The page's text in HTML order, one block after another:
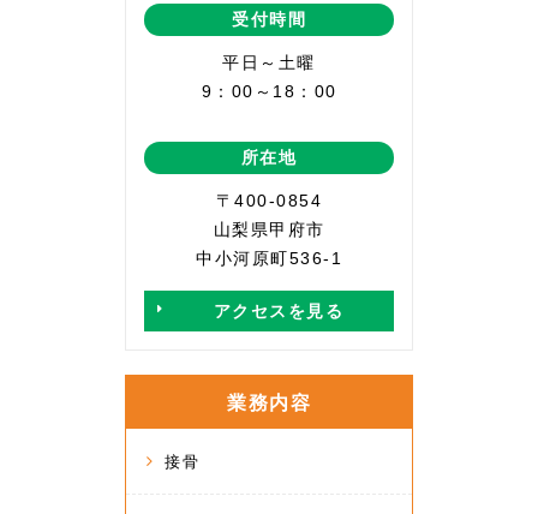
受付時間
平日～土曜
9：00～18：00
所在地
〒400-0854
山梨県甲府市
中小河原町536-1
アクセスを見る
業務内容
接骨